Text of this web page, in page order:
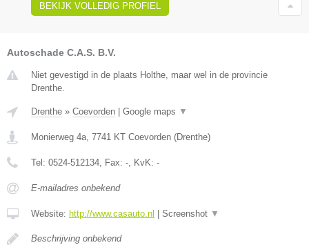
BEKIJK VOLLEDIG PROFIEL
Autoschade C.A.S. B.V.
Niet gevestigd in de plaats Holthe, maar wel in de provincie
Drenthe.
Drenthe » Coevorden Google maps ▼
Monierweg 4a, 7741 KT Coevorden (Drenthe)
Tel: 0524-512134, Fax: -, KvK: -
E-mailadres onbekend
Website: http://www.casauto.nl Screenshot ▼
Beschrijving onbekend